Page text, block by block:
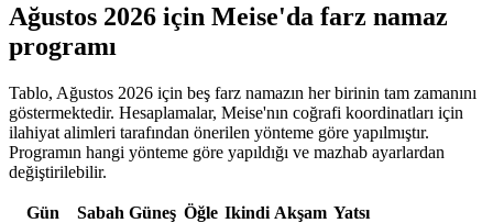
Ağustos 2026 için Meise'da farz namaz
programı
Tablo, Ağustos 2026 için beş farz namazın her birinin tam zamanını
göstermektedir. Hesaplamalar, Meise'nın coğrafi koordinatları için
ilahiyat alimleri tarafından önerilen yönteme göre yapılmıştır.
Programın hangi yönteme göre yapıldığı ve mazhab ayarlardan
değiştirilebilir.
Gün Sabah Güneş Öğle Ikindi Akşam Yatsı